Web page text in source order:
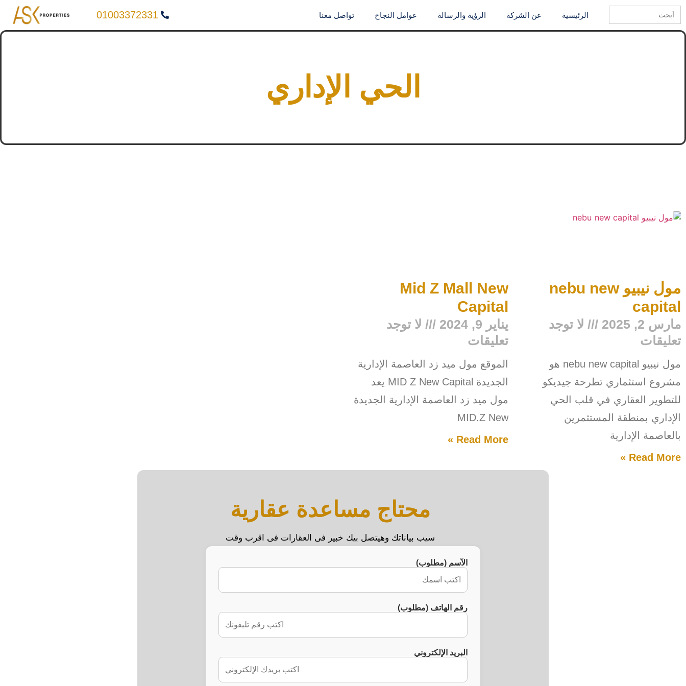
Search
for:
الرئيسية عن الشركة الرؤية والرسالة عوامل النجاح تواصل معنا 01003372331
الحي الإداري
مول نيبيو nebu new
capital
مارس 2, 2025
لا توجد
تعليقات
مول نيبيو nebu new capital هو
مشروع استثماري تطرحة جيديكو
للتطوير العقاري في قلب الحي
الإداري بمنطقة المستثمرين
بالعاصمة الإدارية
Read More »
Mid Z Mall New
Capital
يناير 9, 2024
لا توجد
تعليقات
الموقع مول ميد زد العاصمة الإدارية
الجديدة MID Z New Capital يعد
مول ميد زد العاصمة الإدارية الجديدة
MID.Z New
Read More »
محتاج مساعدة عقارية
سيب بياناتك وهيتصل بيك خبير فى العقارات فى اقرب وقت
الآسم (مطلوب)
رقم الهاتف (مطلوب)
البريد الإلكتروني